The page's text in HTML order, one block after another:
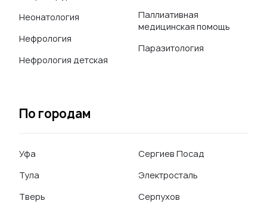
Неонатология
Нефрология
Нефрология детская
Паллиативная
медицинская помощь
Паразитология
По городам
Уфа
Тула
Тверь
Сергиев Посад
Электросталь
Серпухов